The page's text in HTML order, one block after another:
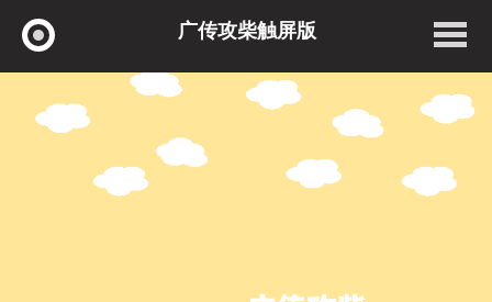
广传攻柴触屏版